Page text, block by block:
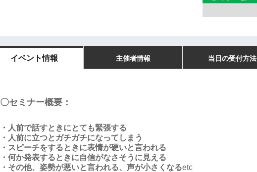
イベント情報 主催者情報 当日の受付方法
〇セミナー概要：
・人前で話すときにとても緊張する
・人前に立つとガチガチになってしまう
・スピーチをするときに表情が硬いと言われる
・何か発表するときに自信がなさそうに見える
・その他、姿勢が悪いと言われる、声が小さくなるetc